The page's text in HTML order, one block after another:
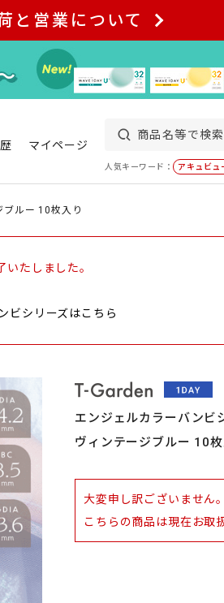
と営業について
マイページ
人気キーワード： アキュビュ
ブルー 10枚入り
いたしました。
ビシリーズはこちら
エンジェルカラーバンビ
ヴィンテージブルー 10枚
大変申し訳ございません。
こちらの商品は現在お取